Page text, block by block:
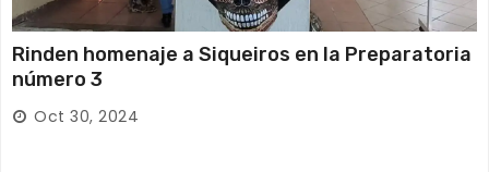
Rinden homenaje a Siqueiros en la Preparatoria
número 3
Oct 30, 2024